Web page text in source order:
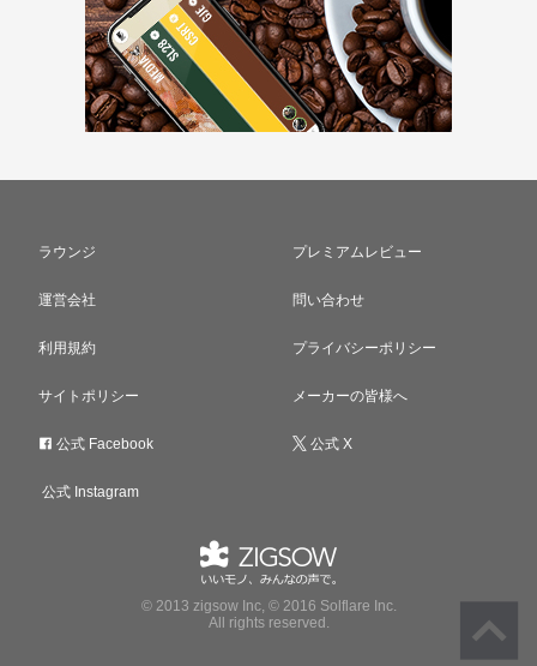
ラウンジ プレミアムレビュー
運営会社 問い合わせ
利用規約 プライバシーポリシー
サイトポリシー メーカーの皆様へ
公式 Facebook 公式 X
公式 Instagram
© 2013 zigsow Inc, © 2016 Solflare Inc.
All rights reserved.